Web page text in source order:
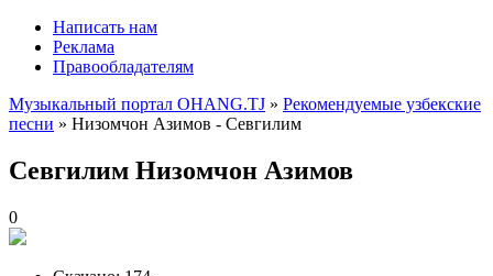
Написать нам
Реклама
Правообладателям
Музыкальный портал OHANG.TJ » Рекомендуемые узбекские
песни » Низомчон Азимов - Севгилим
Севгилим Низомчон Азимов
0